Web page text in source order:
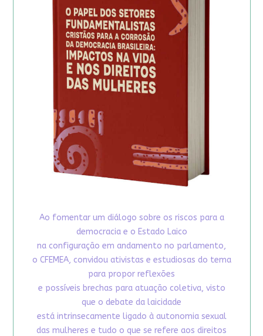
Ao fomentar um diálogo sobre os riscos para a
democracia e o Estado Laico
na configuração em andamento no parlamento,
o CFEMEA, convidou ativistas e estudiosas do tema
para propor reflexões
e possíveis brechas para atuação coletiva, visto
que o debate da laicidade
está intrinsecamente ligado à autonomia sexual
das mulheres e tudo o que se refere aos direitos